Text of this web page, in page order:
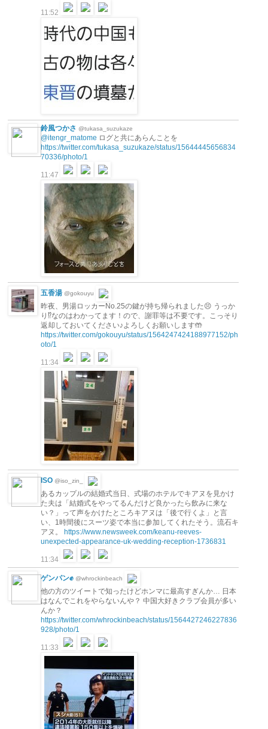
11:52
鈴風つかさ @tukasa_suzukaze
@itengr_matome ログと共にあらんことを
https://twitter.com/tukasa_suzukaze/status/15644445656834
70336/photo/1
11:47
五香湯 @gokouyu
昨夜、男湯ロッカーNo.25の鍵が持ち帰られました😣 うっか
り⁉︎なのはわかってます！ので、謝罪等は不要です。こっそり
返却しておいてください♪よろしくお願いします🤲
https://twitter.com/gokouyu/status/1564247424188977152/ph
oto/1
11:34
ISO @iso_zin_
あるカップルの結婚式当日、式場のホテルでキアヌを見かけ
た夫は「結婚式をやってるんだけど良かったら飲みに来な
い？」って声をかけたところキアヌは「後で行くよ」と言
い、1時間後にスーツ姿で本当に参加してくれたそう。流石キ
アヌ。
https://www.newsweek.com/keanu-reeves-
unexpected-appearance-uk-wedding-reception-1736831
11:34
ゲンパン✊ @whrockinbeach
他の方のツイートで知ったけどホンマに最高すぎんか… 日本
はなんでこれをやらないんや？ 中国大好きクラブ会員が多い
んか？
https://twitter.com/whrockinbeach/status/1564427246227836
928/photo/1
11:33